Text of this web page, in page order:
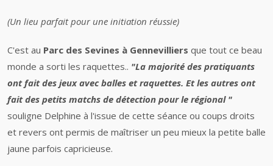
(Un lieu parfait pour une initiation réussie)
C'est au Parc des Sevines à Gennevilliers que tout ce beau
monde a sorti les raquettes.. "La majorité des pratiquants
ont fait des jeux avec balles et raquettes. Et les autres ont
fait des petits matchs de détection pour le régional "
souligne Delphine à l'issue de cette séance ou coups droits
et revers ont permis de maîtriser un peu mieux la petite balle
jaune parfois capricieuse.